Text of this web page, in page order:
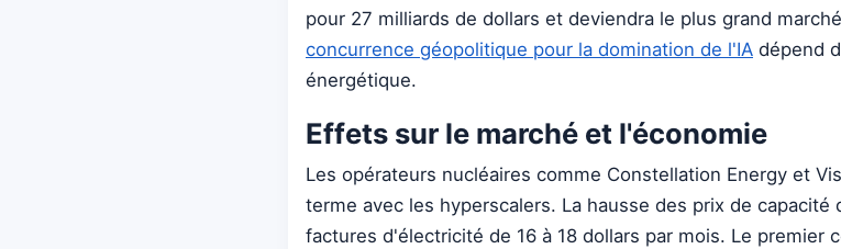
pour 27 milliards de dollars et deviendra le plus grand
concurrence géopolitique pour la domination de l'IA dépend
énergétique.
Effets sur le marché et l'économie
Les opérateurs nucléaires comme Constellation Energy et
terme avec les hyperscalers. La hausse des prix de capacité
factures d'électricité de 16 à 18 dollars par mois. Le premier